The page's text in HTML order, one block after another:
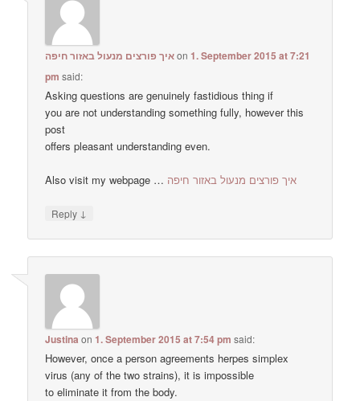
איך פורצים מנעול באזור חיפהon1. September 2015 at 7:21
pm said:
Asking questions are genuinely fastidious thing if
you are not understanding something fully, however this
post
offers pleasant understanding even.
Also visit my webpage … איך פורצים מנעול באזור חיפה
Reply ↓
Justina on1. September 2015 at 7:54 pm said:
However, once a person agreements herpes simplex
virus (any of the two strains), it is impossible
to eliminate it from the body.